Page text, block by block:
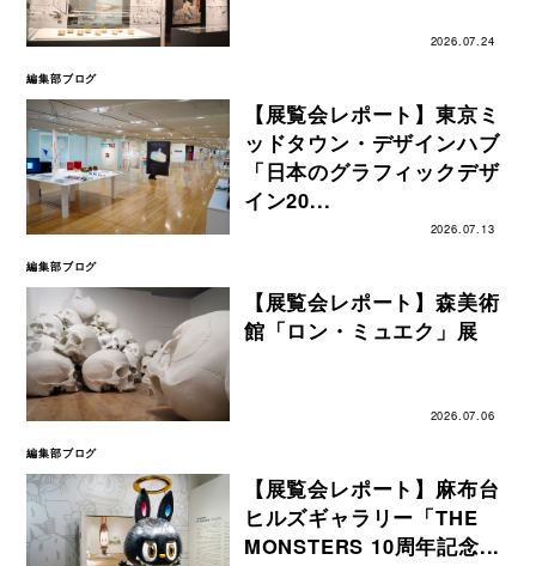
2026.07.24
編集部ブログ
【展覧会レポート】東京ミ
ッドタウン・デザインハブ
「日本のグラフィックデザ
イン20...
2026.07.13
編集部ブログ
【展覧会レポート】森美術
館「ロン・ミュエク」展
2026.07.06
編集部ブログ
【展覧会レポート】麻布台
ヒルズギャラリー「THE
MONSTERS 10周年記念...